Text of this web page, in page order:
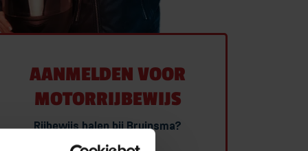
AANMELDEN VOOR
MOTORRIJBEWIJS
Rijbewijs halen bij Bruinsma?